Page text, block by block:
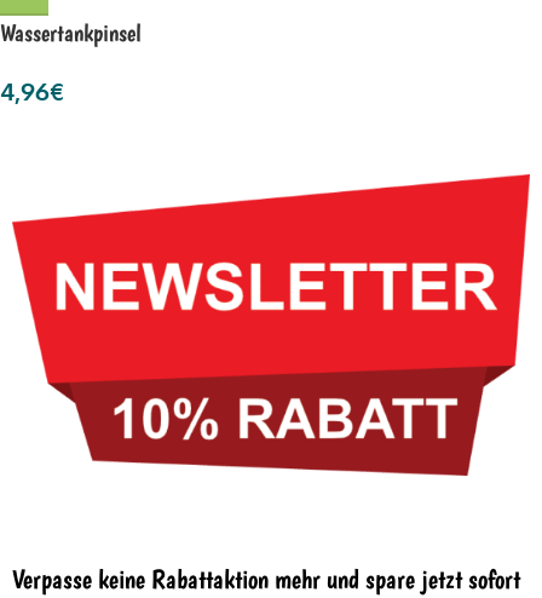
Wassertankpinsel
4,96€
Verpasse keine Rabattaktion mehr und spare jetzt sofort